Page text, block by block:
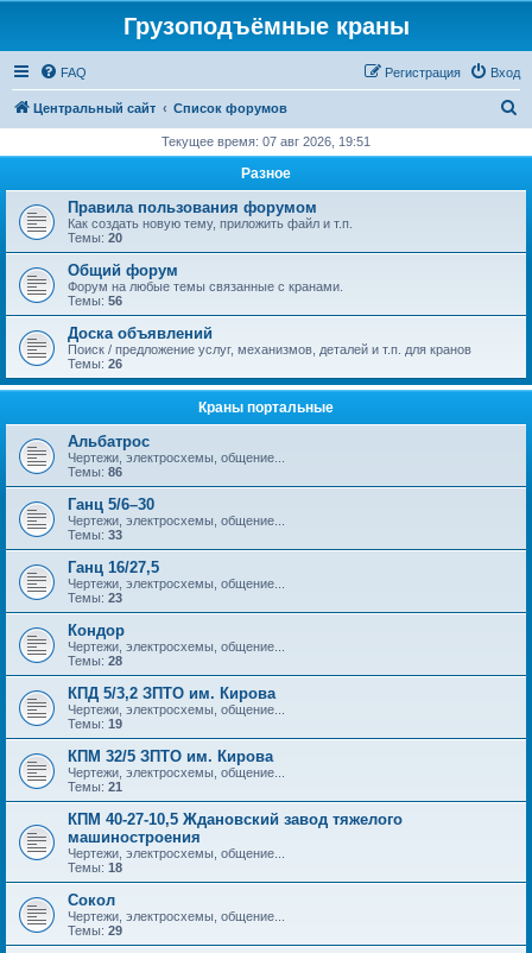
Грузоподъёмные краны
FAQ Вход
Регистрация
Центральный сайт Список форумов
с
Текущее время: 07 авг 2026, 19:51
Разное
Правила пользования форумом
Как создать новую тему, приложить файл и т.п.
Темы: 20
Общий форум
Форум на любые темы связанные с кранами.
Темы: 56
Доска объявлений
Поиск / предложение услуг, механизмов, деталей и т.п. для кранов
Темы: 26
Краны портальные
Альбатрос
Чертежи, электросхемы, общение...
Темы: 86
Ганц 5/6–30
Чертежи, электросхемы, общение...
Темы: 33
Ганц 16/27,5
Чертежи, электросхемы, общение...
Темы: 23
Кондор
Чертежи, электросхемы, общение...
Темы: 28
КПД 5/3,2 ЗПТО им. Кирова
Чертежи, электросхемы, общение...
Темы: 19
КПМ 32/5 ЗПТО им. Кирова
Чертежи, электросхемы, общение...
Темы: 21
КПМ 40-27-10,5 Ждановский завод тяжелого
машиностроения
Чертежи, электросхемы, общение...
Темы: 18
Сокол
Чертежи, электросхемы, общение...
Темы: 29